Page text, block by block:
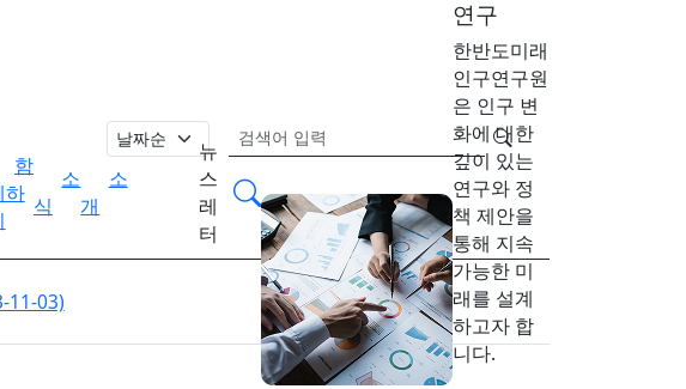
함
하
소
식
소
개
뉴
스
레
터
검색
연구
한반도미래
인구연구원
은 인구 변
화에 대한
깊이 있는
연구와 정
책 제안을
통해 지속
가능한 미
래를 설계
하고자 합
니다.
검색어 필수
검색
11-03)